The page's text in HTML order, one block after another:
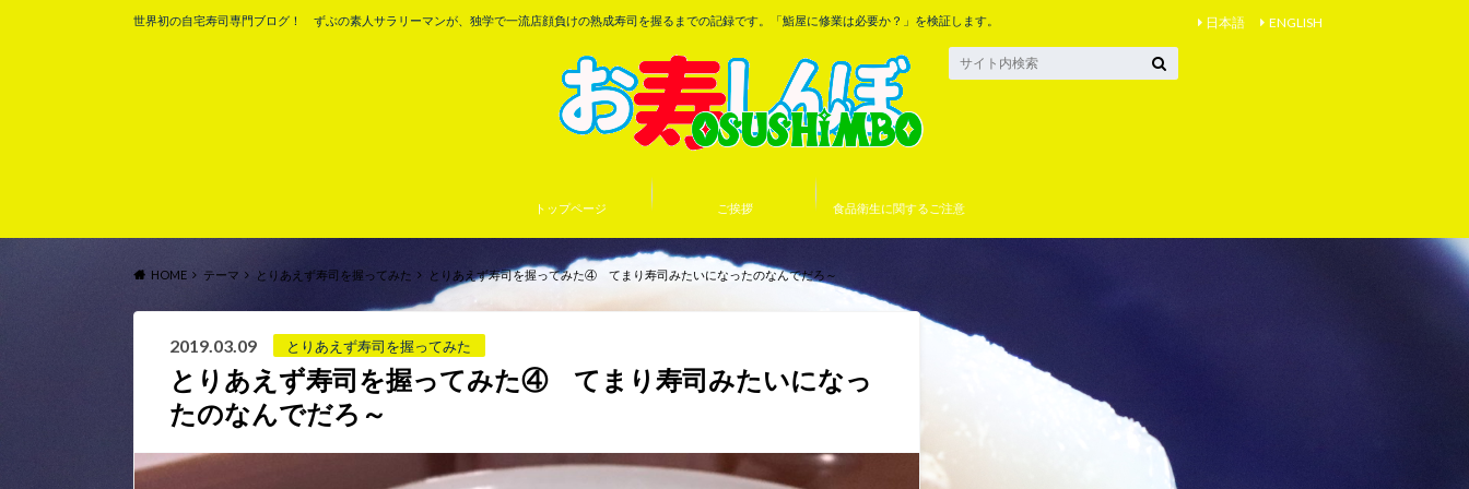
世界初の自宅寿司専門ブログ！ ずぶの素人サラリーマンが、独学で一流店顔負けの熟成寿司を握るまでの記録です。「鮨屋に修業は必要か？」を検証します。 日本語 ENGLISH
トップページ ご挨拶 食品衛生に関するご注意
HOME テーマ とりあえず寿司を握ってみた とりあえず寿司を握ってみた④ てまり寿司みたいになったのなんでだろ～
2019.03.09 とりあえず寿司を握ってみた
とりあえず寿司を握ってみた④ てまり寿司みたいになっ
たのなんでだろ～